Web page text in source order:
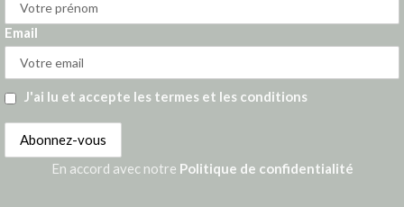
Email
J'ai lu et accepte les termes et les conditions
En accord avec notre Politique de confidentialité